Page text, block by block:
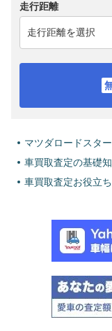
走行距離
マツダロードスタ
車買取査定の基礎
車買取査定お役立